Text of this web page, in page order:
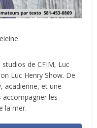
studios de CFIM, Luc
Luc Henry Show. De
acadienne, et une
les
la mer.